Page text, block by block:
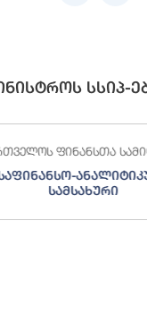
სსიპ-
ფინანსთა
სამსახური